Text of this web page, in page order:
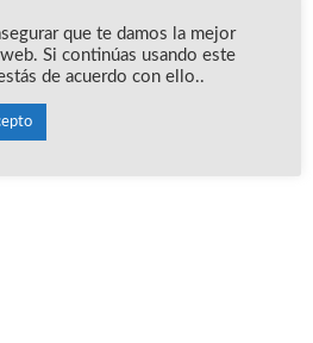
que te damos la mejor
Si continúas usando este
de acuerdo con ello..